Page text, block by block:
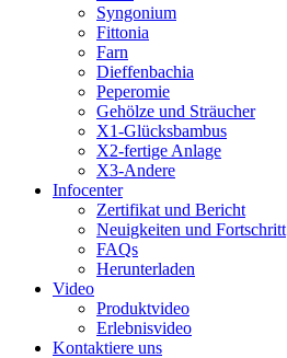
Syngonium
Fittonia
Farn
Dieffenbachia
Peperomie
Gehölze und Sträucher
X1-Glücksbambus
X2-fertige Anlage
X3-Andere
Infocenter
Zertifikat und Bericht
Neuigkeiten und Fortschritt
FAQs
Herunterladen
Video
Produktvideo
Erlebnisvideo
Kontaktiere uns